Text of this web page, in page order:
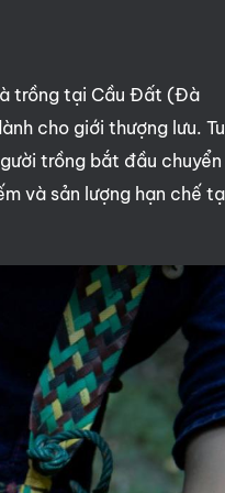
trồng tại Cầu Đất (Đà
cho giới thượng lưu.
trồng bắt đầu chuyển
và sản lượng hạn chế